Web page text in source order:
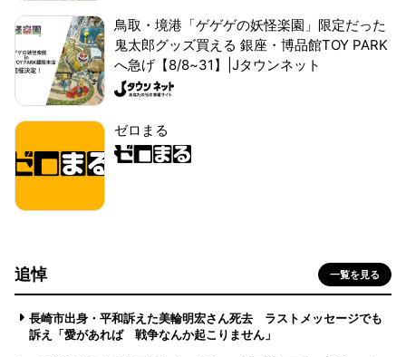
鳥取・境港「ゲゲゲの妖怪楽園」限定だった
鬼太郎グッズ買える 銀座・博品館TOY PARK
へ急げ【8/8~31】|Jタウンネット
ゼロまる
追悼 一覧を見る
長崎市出身・平和訴えた美輪明宏さん死去 ラストメッセージでも
訴え「愛があれば 戦争なんか起こりません」